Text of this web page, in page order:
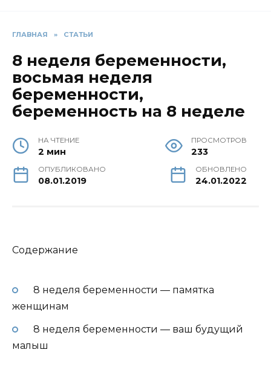
ГЛАВНАЯ » СТАТЬИ
8 неделя беременности,
восьмая неделя
беременности,
беременность на 8 неделе
НА ЧТЕНИЕ
2 мин
ПРОСМОТРОВ
233
ОПУБЛИКОВАНО
08.01.2019
ОБНОВЛЕНО
24.01.2022
Содержание
8 неделя беременности — памятка
женщинам
8 неделя беременности — ваш будущий
малыш